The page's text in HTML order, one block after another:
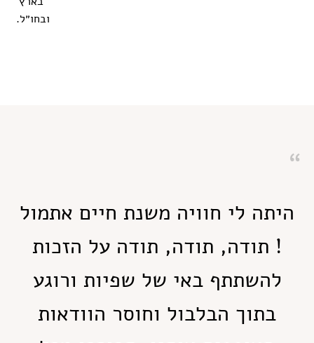
ובחו״ל.
היתה לי חוויה משנת חיים אתמול
! תודה, תודה, תודה על הזכות
להשתתף באי של שפיות ורוגע
בתוך הבלבול וחוסר הוודאות